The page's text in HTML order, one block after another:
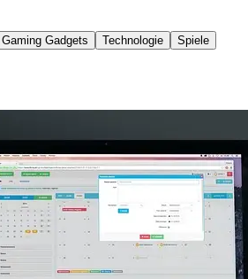
Gaming Gadgets Technologie Spiele